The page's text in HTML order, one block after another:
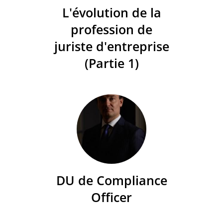
L'évolution de la
profession de
juriste d'entreprise
(Partie 1)
DU de Compliance
Officer